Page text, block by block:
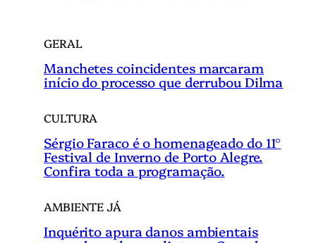
GERAL
Manchetes coincidentes marcaram
início do processo que derrubou Dilma
CULTURA
Sérgio Faraco é o homenageado do 11°
Festival de Inverno de Porto Alegre.
Confira toda a programação.
AMBIENTE JÁ
Inquérito apura danos ambientais